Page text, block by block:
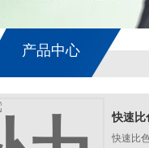
产品中心
快速比
快速比